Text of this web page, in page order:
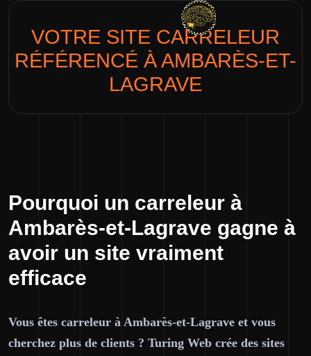
VOTRE SITE CARRELEUR
RÉFÉRENCÉ À AMBARÈS-ET-
LAGRAVE
Pourquoi un carreleur à
Ambarès-et-Lagrave gagne à
avoir un site vraiment
efficace
Vous êtes carreleur à Ambarès-et-Lagrave et vous
cherchez plus de clients ? Turing Web crée des sites